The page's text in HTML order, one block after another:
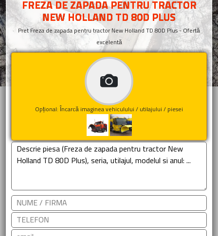
FREZA DE ZAPADA PENTRU TRACTOR
NEW HOLLAND TD 80D PLUS
Pret Freza de zapada pentru tractor New Holland TD 80D Plus - Ofertă
excelentă
Opțional: Încarcă imaginea vehiculului / utilajului / piesei